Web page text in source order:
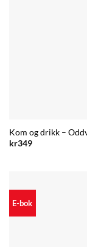
Kom og drikk –
kr349
E-bok